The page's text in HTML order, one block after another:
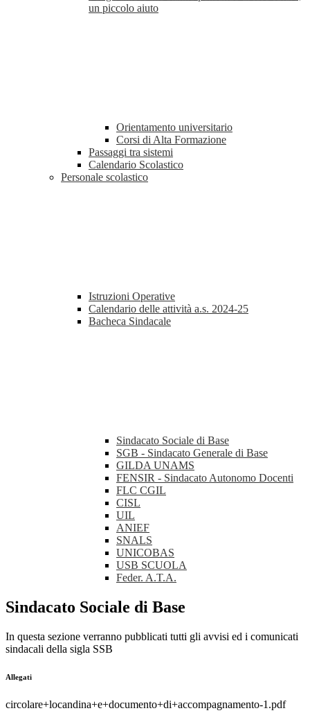
un piccolo aiuto
Orientamento universitario
Corsi di Alta Formazione
Passaggi tra sistemi
Calendario Scolastico
Personale scolastico
Istruzioni Operative
Calendario delle attività a.s. 2024-25
Bacheca Sindacale
Sindacato Sociale di Base
SGB - Sindacato Generale di Base
GILDA UNAMS
FENSIR - Sindacato Autonomo Docenti
FLC CGIL
CISL
UIL
ANIEF
SNALS
UNICOBAS
USB SCUOLA
Feder. A.T.A.
Sindacato Sociale di Base
In questa sezione verranno pubblicati tutti gli avvisi ed i comunicati
sindacali della sigla SSB
Allegati
circolare+locandina+e+documento+di+accompagnamento-1.pdf